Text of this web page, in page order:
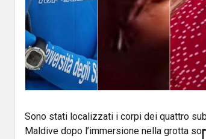
Sono stati localizzati i corpi dei quattro
Maldive dopo l’immersione nella grotta